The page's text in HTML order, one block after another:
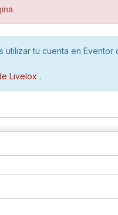
utilizar tu cuenta en Eventor
Livelox .